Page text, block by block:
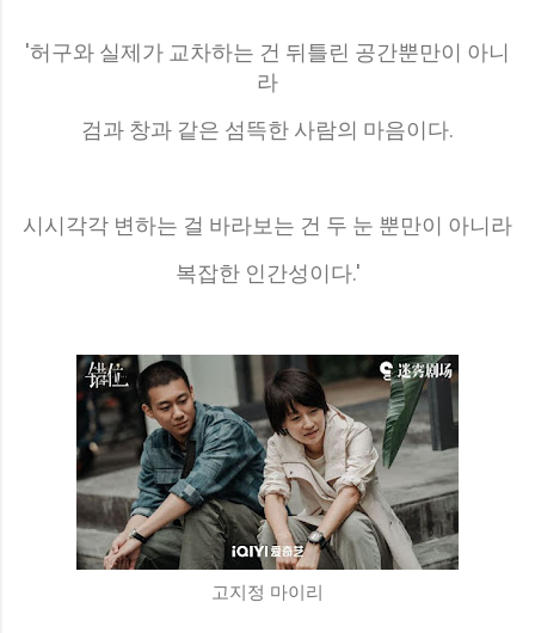
'허구와 실제가 교차하는 건 뒤틀린 공간뿐만이 아니
라
검과 창과 같은 섬뜩한 사람의 마음이다.
시시각각 변하는 걸 바라보는 건 두 눈 뿐만이 아니라
복잡한 인간성이다.'
고지정 마이리